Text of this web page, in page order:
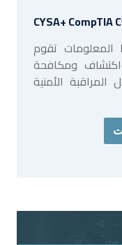
CYSA+
تقوم
ومكافحة
الأمنية